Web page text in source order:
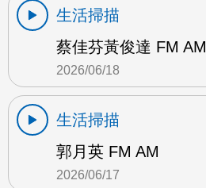
生活掃描
蔡佳芬黃俊達 FM AM
2026/06/18
生活掃描
郭月英 FM AM
2026/06/17